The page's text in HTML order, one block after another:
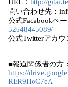
URL： http://
問い合わせ先：
公式Facebookペー
52648445089/
公式Twitterアカウ
■報道関係者の方
https://
RER9HoC7eA